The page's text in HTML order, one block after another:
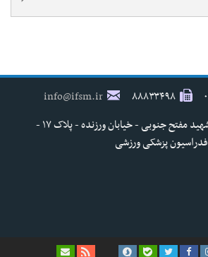
۸۸۸۳۳۴۹۸
info@ifsm.ir
تهران - خیابان شهید مفتح جنوبی - خیابان ورزنده - پلاک ۱۷ -
فدراسیون پزشکی ورزشی